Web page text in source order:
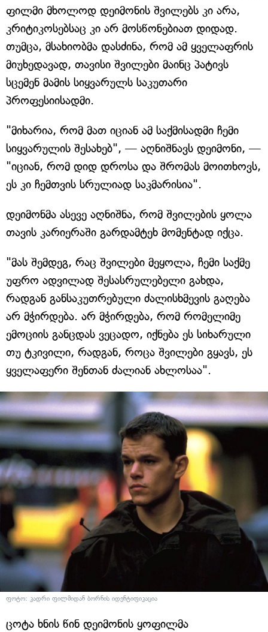
ფილმი მხოლოდ დეიმონის შვილებს კი არა,
კრიტიკოსებსაც კი არ მოსწონებიათ დიდად.
თუმცა, მსახიობმა დასძინა, რომ ამ ყველაფრის
მიუხედავად, თავისი შვილები მაინც პატივს
სცემენ მამის სიყვარულს საკუთარი
პროფესიისადმი.
"მიხარია, რომ მათ იციან ამ საქმისადმი ჩემი
სიყვარულის შესახებ", — აღნიშნავს დეიმონი, —
"იციან, რომ დიდ დროსა და შრომას მოითხოვს,
ეს კი ჩემთვის სრულიად საკმარისია".
დეიმონმა ასევე აღნიშნა, რომ შვილების ყოლა
თავის კარიერაში გარდამტეხ მომენტად იქცა.
"მას შემდეგ, რაც შვილები მეყოლა, ჩემი საქმე
უფრო ადვილად შესასრულებელი გახდა,
რადგან განსაკუთრებული ძალისხმევის გაღება
არ მჭირდება. არ მჭირდება, რომ რომელიმე
ემოციის განცდას ვეცადო, იქნება ეს სიხარული
თუ ტკივილი, რადგან, როცა შვილები გყავს, ეს
ყველაფერი შენთან ძალიან ახლოსაა".
ფოტო: კადრი ფილმიდან ბორნის იდენტიფიკაცია
ცოტა ხნის წინ დეიმონის ყოფილმა